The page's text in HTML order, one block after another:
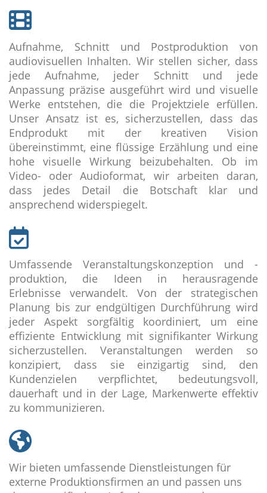
Aufnahme, Schnitt und Postproduktion von
audiovisuellen Inhalten. Wir stellen sicher, dass
jede Aufnahme, jeder Schnitt und jede
Anpassung präzise ausgeführt wird und visuelle
Werke entstehen, die die Projektziele erfüllen.
Unser Ansatz ist es, sicherzustellen, dass das
Endprodukt mit der kreativen Vision
übereinstimmt, eine flüssige Erzählung und eine
hohe visuelle Wirkung beizubehalten. Ob im
Video- oder Audioformat, wir arbeiten daran,
dass jedes Detail die Botschaft klar und
ansprechend widerspiegelt.
Umfassende Veranstaltungskonzeption und -
produktion, die Ideen in herausragende
Erlebnisse verwandelt. Von der strategischen
Planung bis zur endgültigen Durchführung wird
jeder Aspekt sorgfältig koordiniert, um eine
effiziente Entwicklung mit signifikanter Wirkung
sicherzustellen. Veranstaltungen werden so
konzipiert, dass sie einzigartig sind, den
Kundenzielen verpflichtet, bedeutungsvoll,
dauerhaft und in der Lage, Markenwerte effektiv
zu kommunizieren.
Wir bieten umfassende Dienstleistungen für
externe Produktionsfirmen an und passen uns